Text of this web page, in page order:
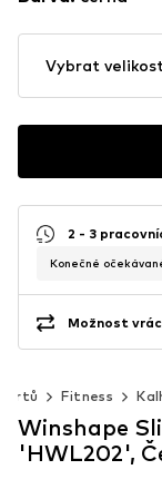
Vybrat velikost
2 - 3
Konečné
Možnost
Fitness
Winshape
'HWL202',